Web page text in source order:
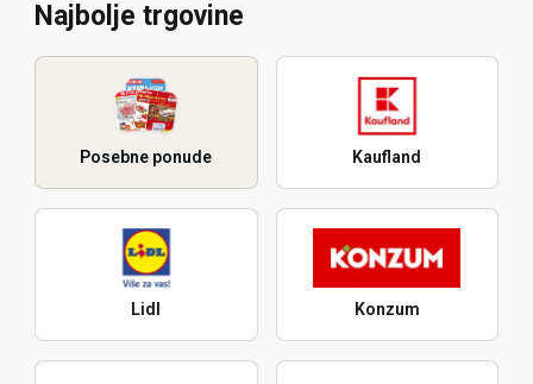
Najbolje trgovine
Posebne ponude Kaufland
Lidl Konzum